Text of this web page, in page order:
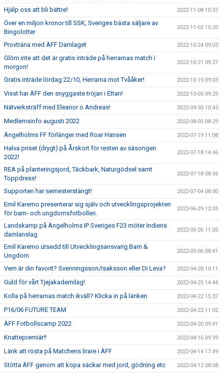
Hjälp oss att bli bättre! 2022-11-08 10:37
Över en miljon kronor till SSK, Sveriges bästa säljare av
Bingolotter
2022-11-02 15:20
Provträna med ÄFF Damlaget 2022-10-24 09:03
Glöm inte att det är gratis inträde på herrarnas match i
morgon!
2022-10-21 09:27
Gratis inträde lördag 22/10, Herrarna mot Tvååker! 2022-10-15 09:03
Visst har ÄFF den snyggaste tröjan i Ettan! 2022-10-05 09:29
Nätverksträff med Eleanor o Andreas! 2022-09-30 10:43
Medlemsinfo augusti 2022 2022-08-05 08:29
Ängelholms FF förlänger med Roar Hansen 2022-07-19 11:08
Halva priset (drygt) på Årskort för resten av säsongen
2022!
2022-07-18 14:46
REA på planteringsjord, Täckbark, Naturgödsel samt
Toppdress!
2022-07-18 08:56
Supporten har semesterstängt! 2022-07-04 08:00
Emil Karemo presenterar sig själv och utvecklingsprojekten
för barn- och ungdomsfotbollen.
2022-06-29 12:05
Landskamp på Ängelholms IP Sveriges F23 möter Indiens
damlanslag
2022-05-26 11:05
Emil Karemo utsedd till Utvecklingsansvarig Barn &
Ungdom
2022-05-06 08:41
Vem är din favorit? Svenningsson/Isaksson eller Di Leva? 2022-04-28 10:11
Guld för vårt Tjejakademilag! 2022-04-25 14:44
Kolla på herrarnas match ikväll? Klicka in på länken 2022-04-22 15:37
P16/06 FUTURE TEAM 2022-04-22 11:02
ÄFF Fotbollscamp 2022 2022-04-20 09:41
Knattepremiär!! 2022-04-16 09:39
Länk att rösta på Matchens lirare i ÄFF 2022-04-14 17:49
Stötta ÄFF genom att köpa säckar med jord, gödning etc 2022-04-12 08:08